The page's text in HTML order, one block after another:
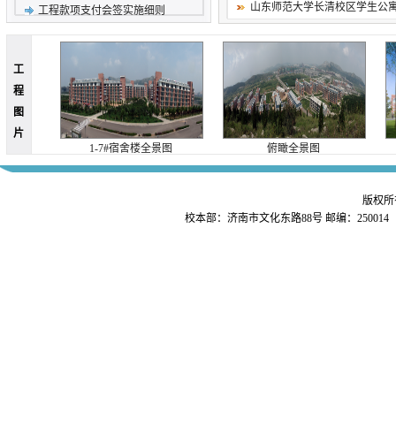
工程款项支付会签实施细则
山东师范大学长清校区学生公
工
程
图
片
1-7#宿舍楼全景图
俯瞰全景图
版权
校本部：济南市文化东路88号 邮编：